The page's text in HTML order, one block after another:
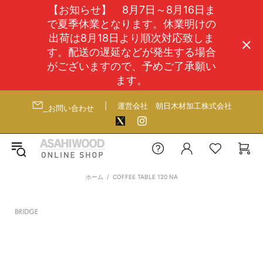
【お知らせ】 8月7日～8月16日ま
で夏季休業となります。休業明けの
出荷は8月18日より順次対応致しま
す。配送の遅延などが発生する場合
がございますので、予めご了承願い
ます。
お問い合わせ 運営会社 朝日木材加工株式会社
ホーム COFFEE TABLE 120 NA